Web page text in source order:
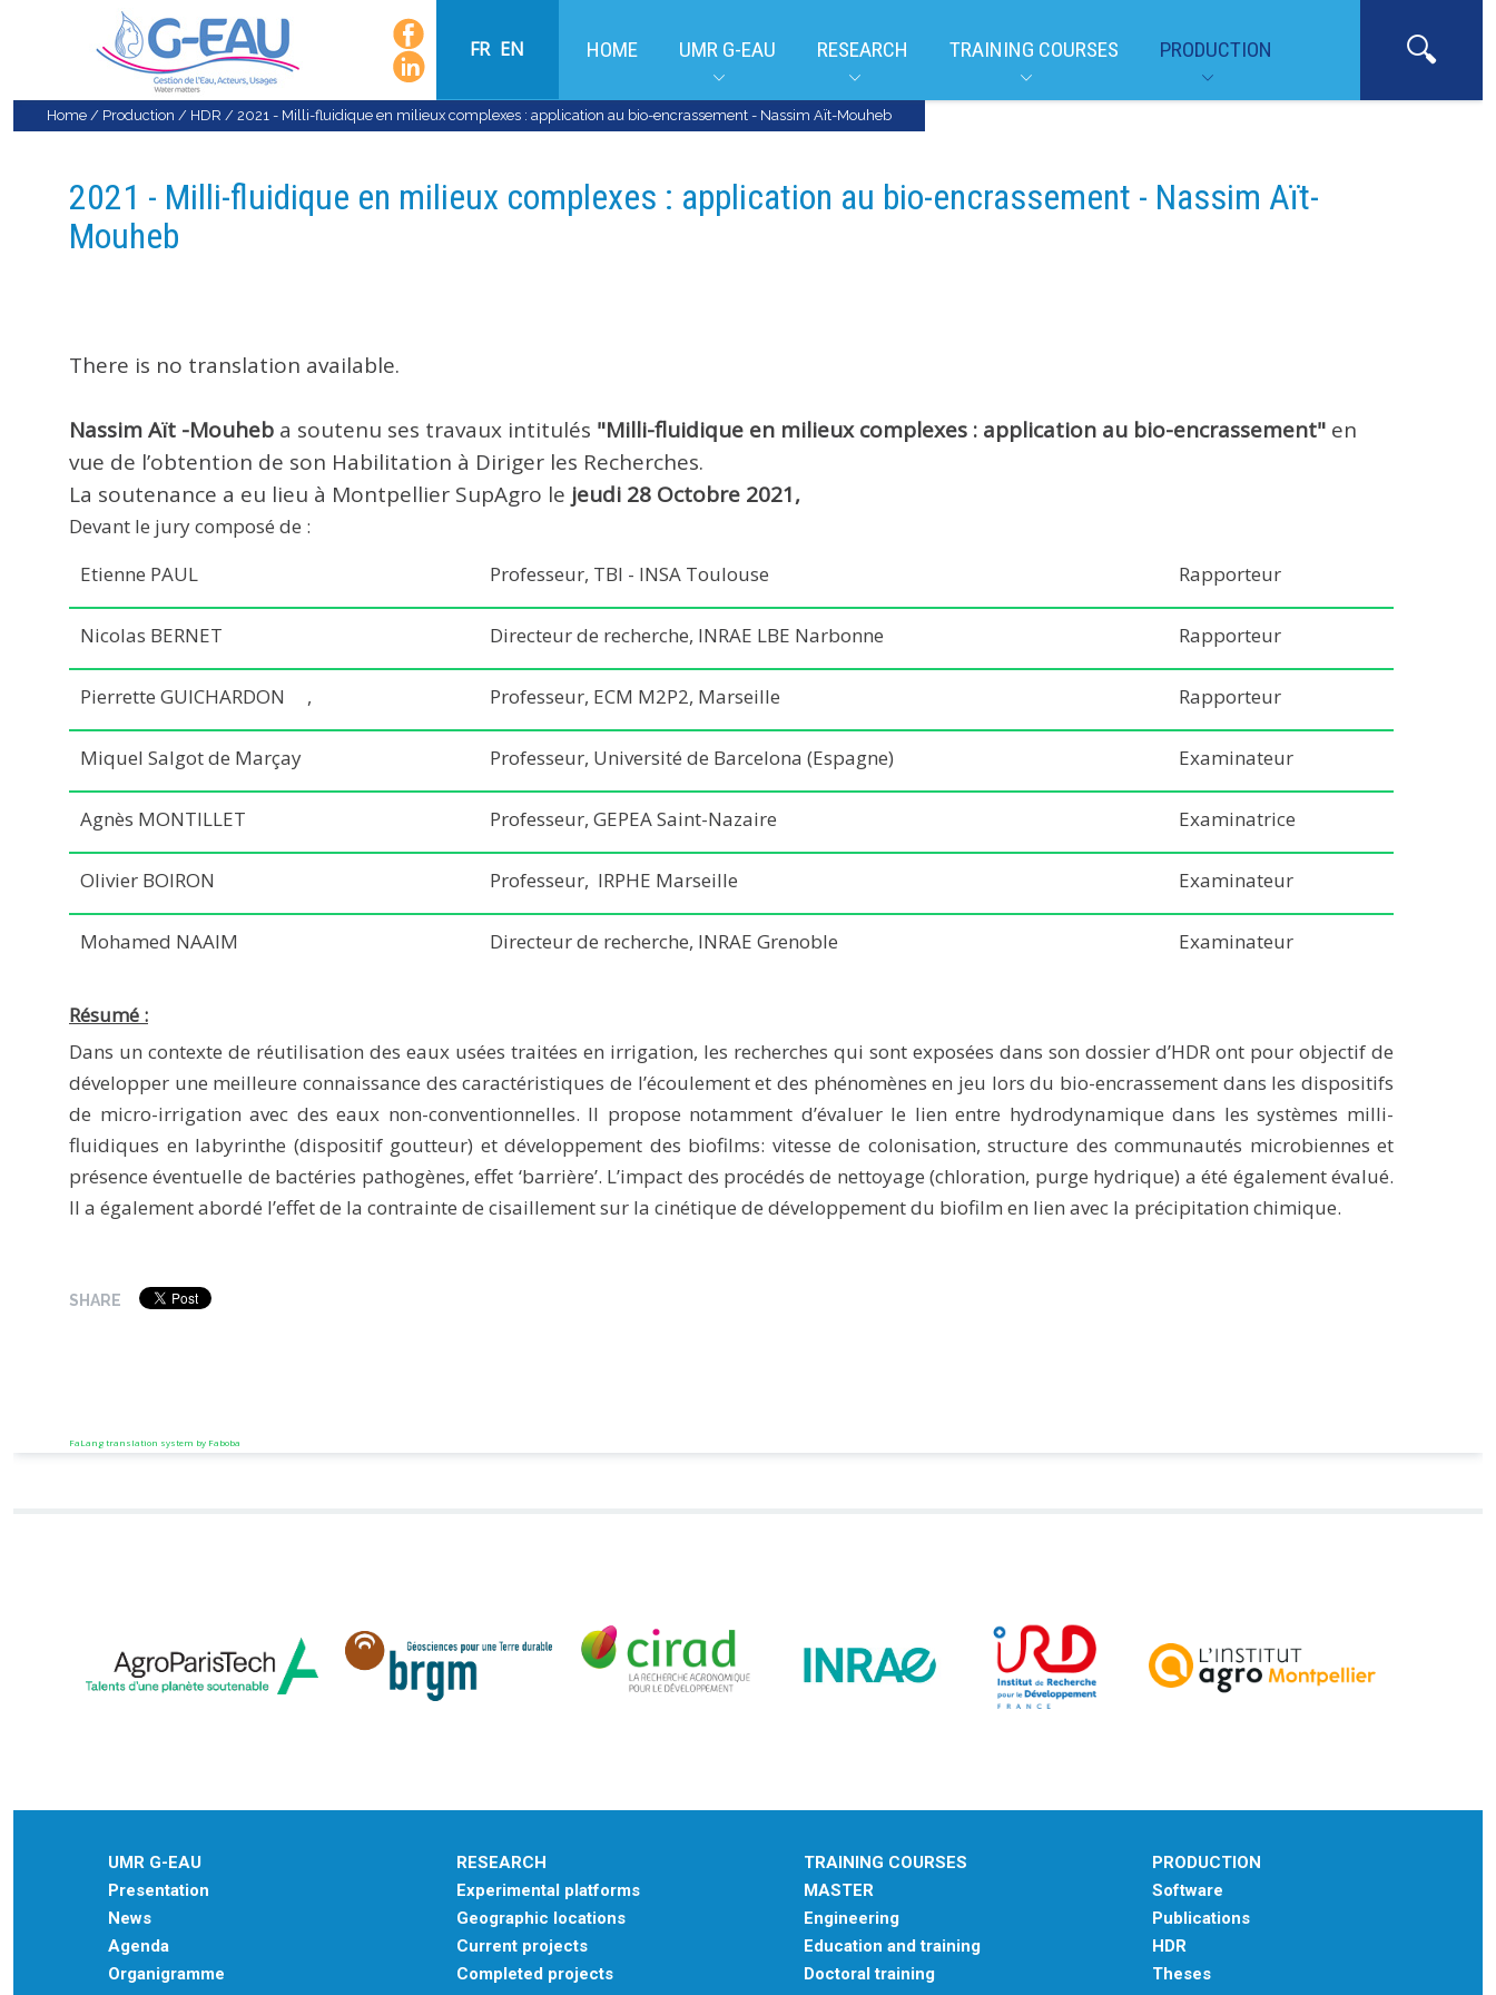
FR EN HOME UMR G-EAU RESEARCH TRAINING COURSES PRODUCTION
Home / Production / HDR / 2021 - Milli-fluidique en milieux complexes : application au bio-encrassement - Nassim Aït-Mouheb
2021 - Milli-fluidique en milieux complexes : application au bio-encrassement - Nassim Aït-
Mouheb
There is no translation available.
Nassim Aït -Mouheb a soutenu ses travaux intitulés "Milli-fluidique en milieux complexes : application au bio-encrassement" en
vue de l’obtention de son Habilitation à Diriger les Recherches.
La soutenance a eu lieu à Montpellier SupAgro le jeudi 28 Octobre 2021,
Devant le jury composé de :
Etienne PAUL
Professeur, TBI - INSA Toulouse Rapporteur
Nicolas BERNET Directeur de recherche, INRAE LBE Narbonne Rapporteur
Pierrette GUICHARDON , Professeur, ECM M2P2, Marseille Rapporteur
Miquel Salgot de Marçay Professeur, Université de Barcelona (Espagne) Examinateur
Agnès MONTILLET Professeur, GEPEA Saint-Nazaire Examinatrice
Olivier BOIRON Professeur, IRPHE Marseille Examinateur
Mohamed NAAIM Directeur de recherche, INRAE Grenoble Examinateur
Résumé :
Dans un contexte de réutilisation des eaux usées traitées en irrigation, les recherches qui sont exposées dans son dossier d’HDR ont pour objectif de
développer une meilleure connaissance des caractéristiques de l’écoulement et des phénomènes en jeu lors du bio-encrassement dans les dispositifs
de micro-irrigation avec des eaux non-conventionnelles. Il propose notamment d’évaluer le lien entre hydrodynamique dans les systèmes milli-
fluidiques en labyrinthe (dispositif goutteur) et développement des biofilms: vitesse de colonisation, structure des communautés microbiennes et
présence éventuelle de bactéries pathogènes, effet ‘barrière’. L’impact des procédés de nettoyage (chloration, purge hydrique) a été également évalué.
Il a également abordé l’effet de la contrainte de cisaillement sur la cinétique de développement du biofilm en lien avec la précipitation chimique.
SHARE
FaLang translation system by Faboba
UMR G-EAU
Presentation
News
Agenda
Organigramme
RESEARCH
Experimental platforms
Geographic locations
Current projects
Completed projects
TRAINING COURSES
MASTER
Engineering
Education and training
Doctoral training
PRODUCTION
Software
Publications
HDR
Theses